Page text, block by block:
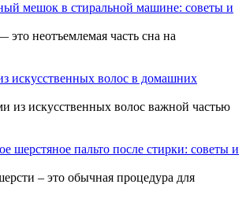
мешок в стиральной машине: советы и
неотъемлемая часть сна на
искусственных волос в домашних
из искусственных волос важной частью
шерстяное пальто после стирки: советы и
– это обычная процедура для